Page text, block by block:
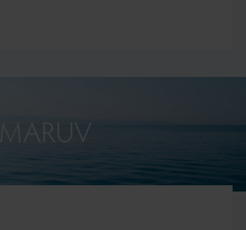
MARUV